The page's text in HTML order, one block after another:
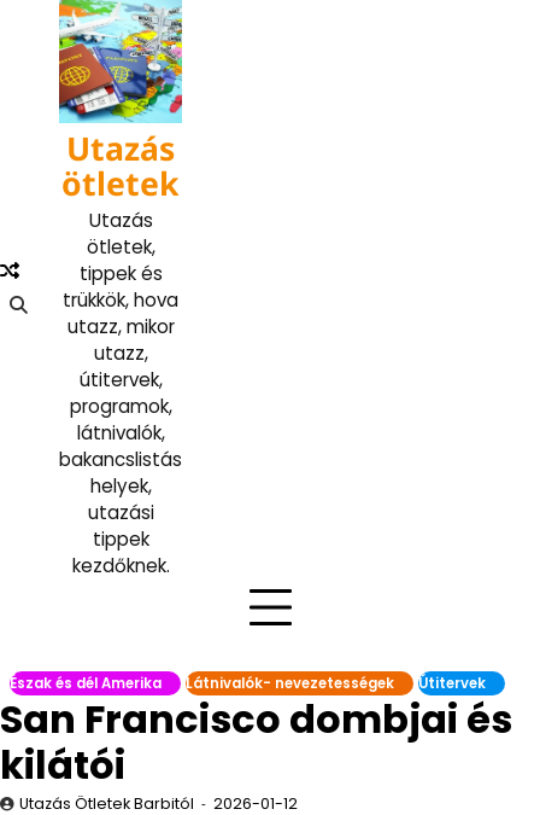
content
Utazás
ötletek
Utazás
ötletek,
tippek és
trükkök, hova
utazz, mikor
utazz,
útitervek,
programok,
látnivalók,
bakancslistás
helyek,
utazási
tippek
kezdőknek.
Észak és dél Amerika Látnivalók- nevezetességek Útitervek
San Francisco dombjai és
kilátói
Utazás Ötletek Barbitól 2026-01-12